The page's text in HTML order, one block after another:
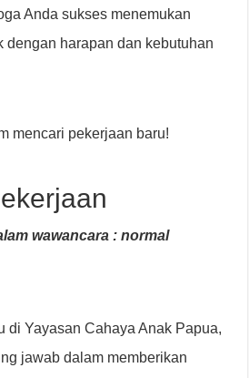
Anda sukses menemukan
dengan harapan dan kebutuhan
mencari pekerjaan baru!
wawancara : normal
di Yayasan Cahaya Anak Papua,
jawab dalam memberikan